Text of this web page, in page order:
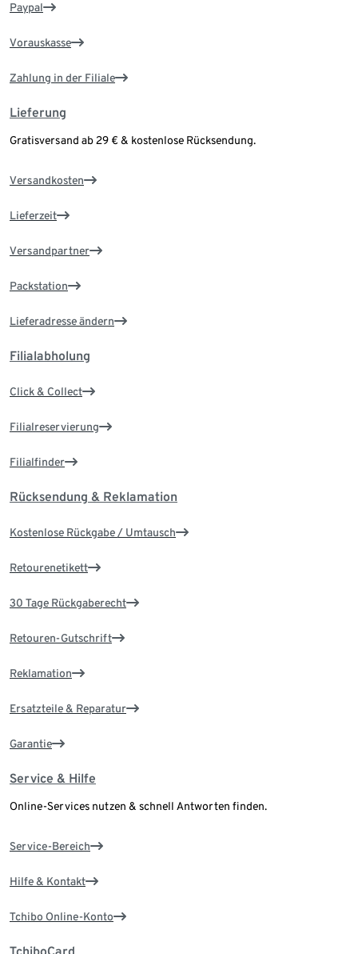
Paypal
Vorauskasse
Zahlung in der Filiale
Lieferung
Gratisversand ab 29 € & kostenlose Rücksendung.
Versandkosten
Lieferzeit
Versandpartner
Packstation
Lieferadresse ändern
Filialabholung
Click & Collect
Filialreservierung
Filialfinder
Rücksendung & Reklamation
Kostenlose Rückgabe / Umtausch
Retourenetikett
30 Tage Rückgaberecht
Retouren-Gutschrift
Reklamation
Ersatzteile & Reparatur
Garantie
Service & Hilfe
Online-Services nutzen & schnell Antworten finden.
Service-Bereich
Hilfe & Kontakt
Tchibo Online-Konto